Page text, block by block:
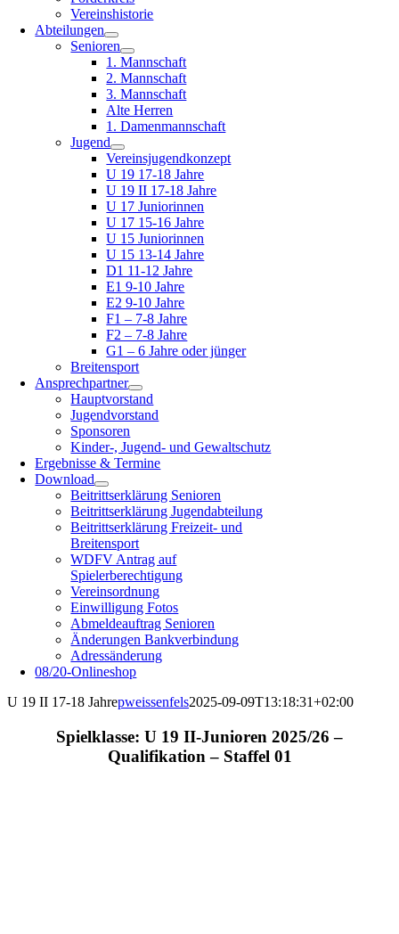
Vereinshistorie
Abteilungen
Senioren
1. Mannschaft
2. Mannschaft
3. Mannschaft
Alte Herren
1. Damenmannschaft
Jugend
Vereinsjugendkonzept
U 19 17-18 Jahre
U 19 II 17-18 Jahre
U 17 Juniorinnen
U 17 15-16 Jahre
U 15 Juniorinnen
U 15 13-14 Jahre
D1 11-12 Jahre
E1 9-10 Jahre
E2 9-10 Jahre
F1 – 7-8 Jahre
F2 – 7-8 Jahre
G1 – 6 Jahre oder jünger
Breitensport
Ansprechpartner
Hauptvorstand
Jugendvorstand
Sponsoren
Kinder-, Jugend- und Gewaltschutz
Ergebnisse & Termine
Download
Beitrittserklärung Senioren
Beitrittserklärung Jugendabteilung
Beitrittserklärung Freizeit- und
Breitensport
WDFV Antrag auf
Spielerberechtigung
Vereinsordnung
Einwilligung Fotos
Abmeldeauftrag Senioren
Änderungen Bankverbindung
Adressänderung
08/20-Onlineshop
U 19 II 17-18 Jahrepweissenfels2025-09-09T13:18:31+02:00
Spielklasse: U 19 II-Junioren 2025/26 –
Qualifikation – Staffel 01